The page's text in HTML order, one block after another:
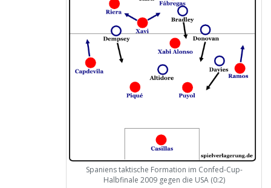
Spaniens taktische Formation im Confed-Cup-
Halbfinale 2009 gegen die USA (0:2)